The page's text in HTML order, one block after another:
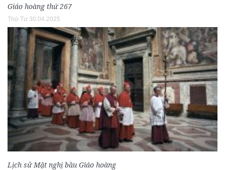
Giáo hoàng thứ 267
Thứ Tư 30.04.2025
Lịch sử Mật nghị bầu Giáo hoàng